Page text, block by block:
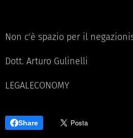
Non c'è spazio per il
Dott. Arturo Gulinelli
LEGALECONOMY
Share